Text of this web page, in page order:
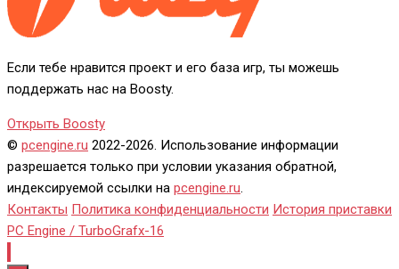
Если тебе нравится проект и его база игр, ты можешь
поддержать нас на Boosty.
Открыть Boosty
© pcengine.ru 2022-2026. Использование информации
разрешается только при условии указания обратной,
индексируемой ссылки на pcengine.ru.
Контакты Политика конфиденциальности История приставки
PC Engine / TurboGrafx-16